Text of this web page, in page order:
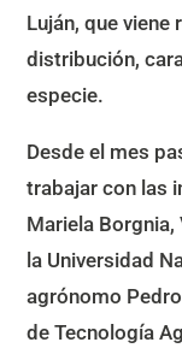
Luján, que
distribución,
especie.
Desde el mes
trabajar con las
Mariela Borgnia,
la Universidad
agrónomo
de Tecnología